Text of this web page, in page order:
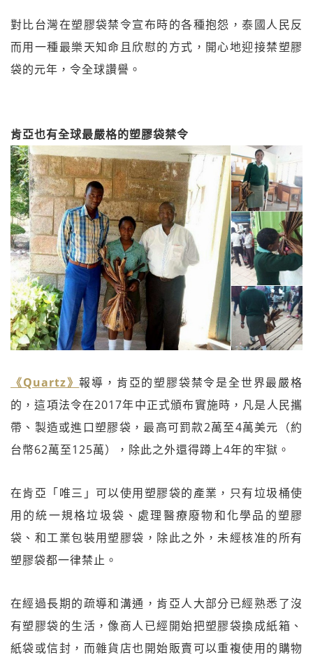
對比台灣在塑膠袋禁令宣布時的各種抱怨，泰國人民反
而用一種最樂天知命且欣慰的方式，開心地迎接禁塑膠
袋的元年，令全球讚譽。
肯亞也有全球最嚴格的塑膠袋禁令
《Quartz》報導，肯亞的塑膠袋禁令是全世界最嚴格
的，這項法令在2017年中正式頒布實施時，凡是人民攜
帶、製造或進口塑膠袋，最高可罰款2萬至4萬美元（約
台幣62萬至125萬），除此之外還得蹲上4年的牢獄。
在肯亞「唯三」可以使用塑膠袋的產業，只有垃圾桶使
用的統一規格垃圾袋、處理醫療廢物和化學品的塑膠
袋、和工業包裝用塑膠袋，除此之外，未經核准的所有
塑膠袋都一律禁止。
在經過長期的疏導和溝通，肯亞人大部分已經熟悉了沒
有塑膠袋的生活，像商人已經開始把塑膠袋換成紙箱、
紙袋或信封，而雜貨店也開始販賣可以重複使用的購物